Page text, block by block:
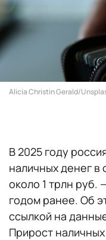
Alicia Christin Gerald/
В 2025 году
наличных денег в
около 1 трлн руб.
годом ранее. Об
ссылкой на
Прирост